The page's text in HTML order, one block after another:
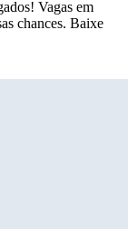
Vagas em
chances. Baixe